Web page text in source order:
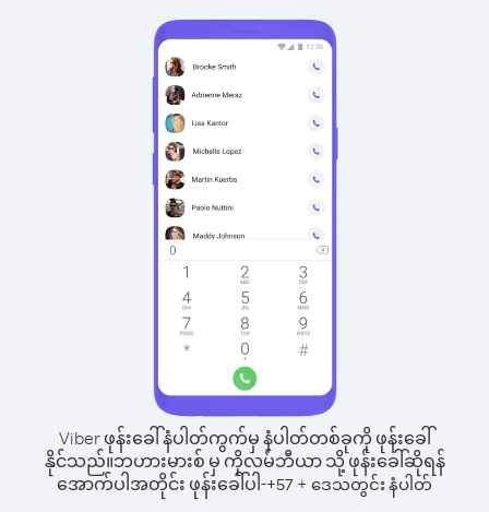
Viber ဖုန်းခေါ်နံပါတ်ကွက်မှ နံပါတ်တစ်ခုကို ဖုန်းခေါ်
နိုင်သည်။ဘဟားမားစ် မှ ကိုလမ်ဘီယာ သို့ ဖုန်းခေါ်ဆိုရန်
အောက်ပါအတိုင်း ဖုန်းခေါ်ပါ-+57 + ဒေသတွင်း နံပါတ်